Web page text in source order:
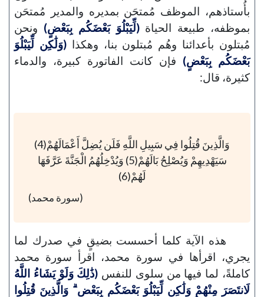
بأُستاذهم، الموظف مُمتحَن بمديره والمدير مُمتحَن
بموظفه، طبيعة الحياة(لِّيَبْلُوَ بَعْضَكُم بِبَعْضٍ) ونحن
مُبتلون بأعدائنا وهُم مُبتلون بنا، وهكذا(وَلَٰكِن لِّيَبْلُوَ
بَعْضَكُم بِبَعْضٍ) فإن كانت الفاتورة كبيرة، والدماء
كثيرة، قال:
وَالَّذِينَ قُتِلُوا فِي سَبِيلِ اللَّهِ فَلَن يُضِلَّ أَعْمَالَهُمْ(4)
سَيَهْدِيهِمْ وَيُصْلِحُ بَالَهُمْ(5) وَيُدْخِلُهُمُ الْجَنَّةَ عَرَّفَهَا
لَهُمْ(6)
(سورة محمد)
هذه الآية كلما أحسست بضيقٍ في صدرك لما
يجري، اقرأها في سورة محمد، اقرأ سورة محمد
كاملةً، لما فيها من سلوى للنفس (ذَٰلِكَ وَلَوْ يَشَاءُ اللَّهُ
لَانتَصَرَ مِنْهُمْ وَلَٰكِن لِّيَبْلُوَ بَعْضَكُم بِبَعْضٍ ۗ وَالَّذِينَ قُتِلُوا